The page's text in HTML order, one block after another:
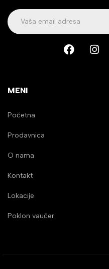
MENI
Početna
Prodavnica
O nama
Kontakt
Lokacije
Poklon vaučer